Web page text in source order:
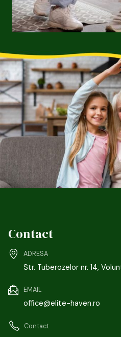
Contact
ADRESA
Str. Tuberozelor nr. 14,
EMAIL
office@elite-haven.ro
Contact